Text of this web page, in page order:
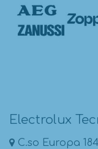
Electrolux
C.so Europa